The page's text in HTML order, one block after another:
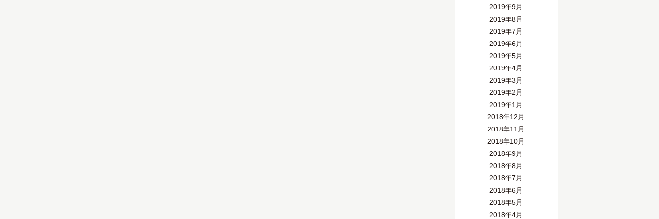
2019年9月
2019年8月
2019年7月
2019年6月
2019年5月
2019年4月
2019年3月
2019年2月
2019年1月
2018年12月
2018年11月
2018年10月
2018年9月
2018年8月
2018年7月
2018年6月
2018年5月
2018年4月